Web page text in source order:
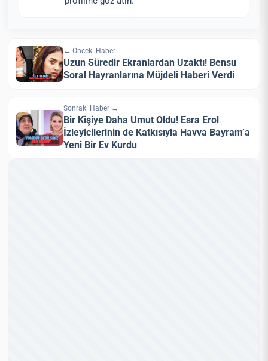
← Önceki Haber
Uzun Süredir Ekranlardan Uzaktı! Bensu
Soral Hayranlarına Müjdeli Haberi Verdi
Sonraki Haber →
Bir Kişiye Daha Umut Oldu! Esra Erol
İzleyicilerinin de Katkısıyla Havva Bayram’a
Yeni Bir Ev Kurdu